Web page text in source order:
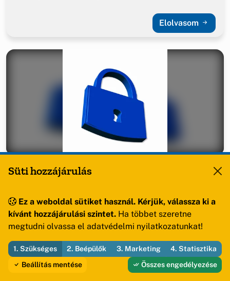
Elolvasom
Áramszünet miatt egy napra zárva lesz a
Értesítjük a Tisztelt Lakosságot...
Elolvasom
Süti hozzájárulás
Ez a weboldal sütiket használ. Kérjük, válassza ki a
kívánt hozzájárulási szintet. Ha többet szeretne
megtudni olvassa el adatvédelmi nyilatkozatunkat!
1. Szükséges 2. Beépülők 3. Marketing
4. Statisztika
Beállítás mentése
Összes engedélyezése